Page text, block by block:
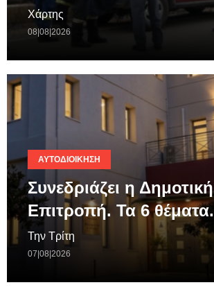
Χάρτης
08|08|2026
ΑΥΤΟΔΙΟΊΚΗΣΗ
Συνεδριάζει η Δημοτική
Επιτροπή. Τα 6 θέματα.
Την Τρίτη
07|08|2026